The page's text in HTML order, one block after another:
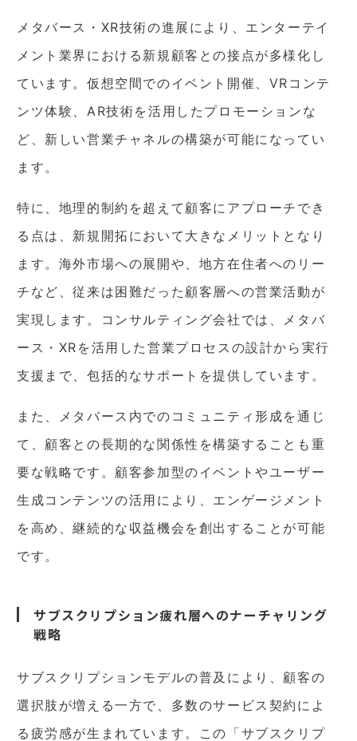
メタバース・XR技術の進展により、エンターテイ
メント業界における新規顧客との接点が多様化し
ています。仮想空間でのイベント開催、VRコンテ
ンツ体験、AR技術を活用したプロモーションな
ど、新しい営業チャネルの構築が可能になってい
ます。
特に、地理的制約を超えて顧客にアプローチでき
る点は、新規開拓において大きなメリットとなり
ます。海外市場への展開や、地方在住者へのリー
チなど、従来は困難だった顧客層への営業活動が
実現します。コンサルティング会社では、メタバ
ース・XRを活用した営業プロセスの設計から実行
支援まで、包括的なサポートを提供しています。
また、メタバース内でのコミュニティ形成を通じ
て、顧客との長期的な関係性を構築することも重
要な戦略です。顧客参加型のイベントやユーザー
生成コンテンツの活用により、エンゲージメント
を高め、継続的な収益機会を創出することが可能
です。
サブスクリプション疲れ層へのナーチャリング
戦略
サブスクリプションモデルの普及により、顧客の
選択肢が増える一方で、多数のサービス契約によ
る疲労感が生まれています。この「サブスクリプ